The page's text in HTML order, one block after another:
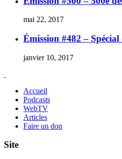
mai 22, 2017
Émission #482 – Spécial
janvier 10, 2017
Accueil
Podcasts
WebTV
Articles
Faire un don
Site